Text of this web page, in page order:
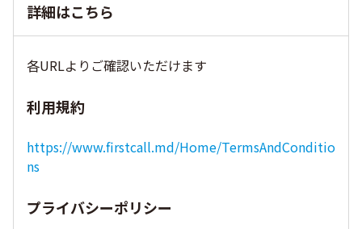
詳細はこちら
各URLよりご確認いただけます
利用規約
https://www.firstcall.md/Home/TermsAndConditio
ns
プライバシーポリシー